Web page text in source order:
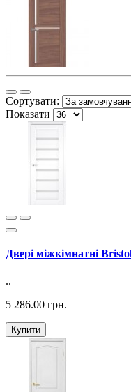
Сортувати:
Показати
Двері міжкімнатні
..
5 286.00 грн.
Купити